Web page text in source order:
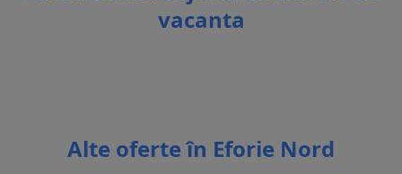
vacanta
Alte oferte în Eforie Nord